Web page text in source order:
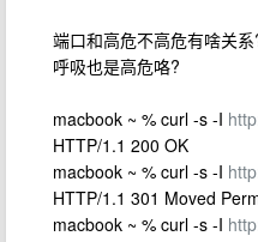
端口和高危不高危有啥关
呼吸也是高危咯?
macbook ~ % curl -s -I
HTTP/1.1 200 OK
macbook ~ % curl -s -I
HTTP/1.1 301 Moved
macbook ~ % curl -s -I